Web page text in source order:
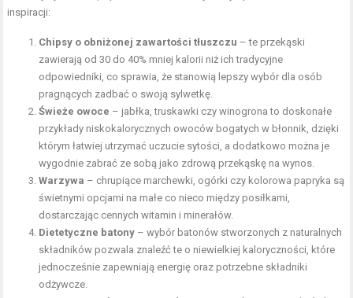
inspiracji:
Chipsy o obniżonej zawartości tłuszczu – te przekąski
zawierają od 30 do 40% mniej kalorii niż ich tradycyjne
odpowiedniki, co sprawia, że stanowią lepszy wybór dla osób
pragnących zadbać o swoją sylwetkę.
Świeże owoce – jabłka, truskawki czy winogrona to doskonałe
przykłady niskokalorycznych owoców bogatych w błonnik, dzięki
którym łatwiej utrzymać uczucie sytości, a dodatkowo można je
wygodnie zabrać ze sobą jako zdrową przekąskę na wynos.
Warzywa – chrupiące marchewki, ogórki czy kolorowa papryka są
świetnymi opcjami na małe co nieco między posiłkami,
dostarczając cennych witamin i minerałów.
Dietetyczne batony – wybór batonów stworzonych z naturalnych
składników pozwala znaleźć te o niewielkiej kaloryczności, które
jednocześnie zapewniają energię oraz potrzebne składniki
odżywcze.